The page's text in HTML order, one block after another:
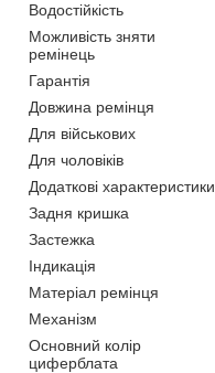
Водостійкість
Можливість зняти
ремінець
Гарантія
Довжина ремінця
Для військових
Для чоловіків
Додаткові характеристики
Задня кришка
Застежка
Індикація
Матеріал ремінця
Механізм
Основний колір
циферблата